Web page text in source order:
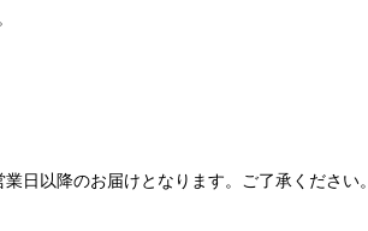
以降のお届けとなります。ご了承ください。